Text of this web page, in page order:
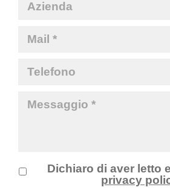
Dichiaro di aver letto
privacy